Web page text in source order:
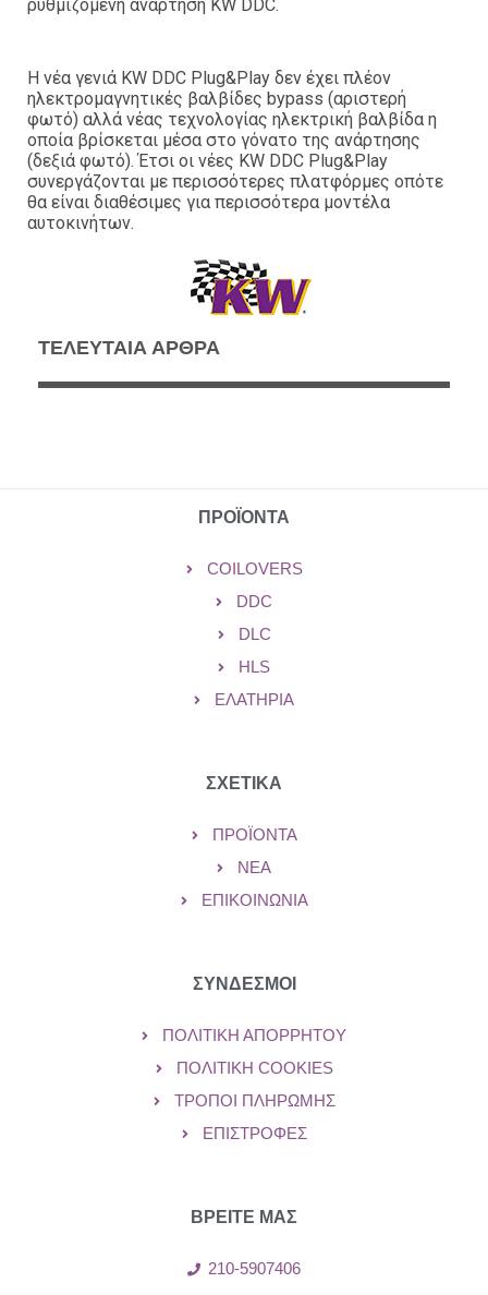
ρυθμιζόμενη ανάρτηση KW DDC.
Η νέα γενιά KW DDC Plug&Play δεν έχει πλέον
ηλεκτρομαγνητικές βαλβίδες bypass (αριστερή
φωτό) αλλά νέας τεχνολογίας ηλεκτρική βαλβίδα η
οποία βρίσκεται μέσα στο γόνατο της ανάρτησης
(δεξιά φωτό). Έτσι οι νέες KW DDC Plug&Play
συνεργάζονται με περισσότερες πλατφόρμες οπότε
θα είναι διαθέσιμες για περισσότερα μοντέλα
αυτοκινήτων.
ΤΕΛΕΥΤΑΙΑ ΑΡΘΡΑ
ΠΡΟΪΟΝΤΑ
COILOVERS
DDC
DLC
HLS
ΕΛΑΤΉΡΙΑ
ΣΧΕΤΙΚΑ
ΠΡΟΪΌΝΤΑ
ΝΈΑ
ΕΠΙΚΟΙΝΩΝΊΑ
ΣΥΝΔΕΣΜΟΙ
ΠΟΛΙΤΙΚΉ ΑΠΟΡΡΉΤΟΥ
ΠΟΛΙΤΙΚΉ COOKIES
ΤΡΌΠΟΙ ΠΛΗΡΩΜΉΣ
ΕΠΙΣΤΡΟΦΈΣ
ΒΡΕΙΤΕ ΜΑΣ
210-5907406